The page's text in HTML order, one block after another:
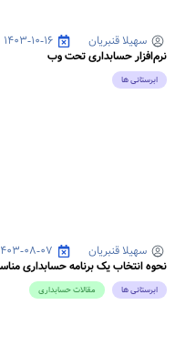
سهیلا قنبریان
۱۴۰۳-۱۰-۱۶
نرم‌افزار حسابداری تحت وب
ابرستانی ها
سهیلا قنبریان
۱۴۰۳-۰۸-۰۷
نحوه انتخاب یک برنامه حسابداری
ابرستانی ها مقالات حسابداری